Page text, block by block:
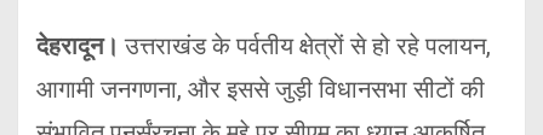
देहरादून। उत्तराखंड के पर्वतीय क्षेत्रों से हो रहे पलायन,
आगामी जनगणना, और इससे जुड़ी विधानसभा सीटों की